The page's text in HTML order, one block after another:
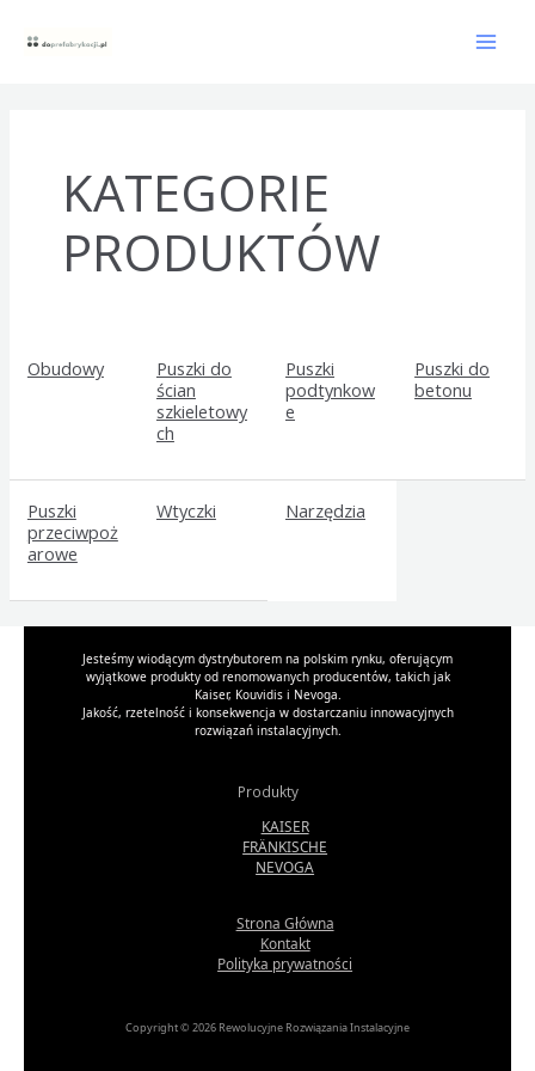
KATEGORIE
PRODUKTÓW
Obudowy
Puszki do
ścian
szkieletowy
ch
Puszki
podtynkow
e
Puszki do
betonu
Puszki
przeciwpoż
arowe
Wtyczki Narzędzia
Jesteśmy wiodącym dystrybutorem na polskim rynku, oferującym
wyjątkowe produkty od renomowanych producentów, takich jak
Kaiser, Kouvidis i Nevoga.
Jakość, rzetelność i konsekwencja w dostarczaniu innowacyjnych
rozwiązań instalacyjnych.
Produkty
KAISER
FRÄNKISCHE
NEVOGA
Strona Główna
Kontakt
Polityka prywatności
Copyright © 2026 Rewolucyjne Rozwiązania Instalacyjne